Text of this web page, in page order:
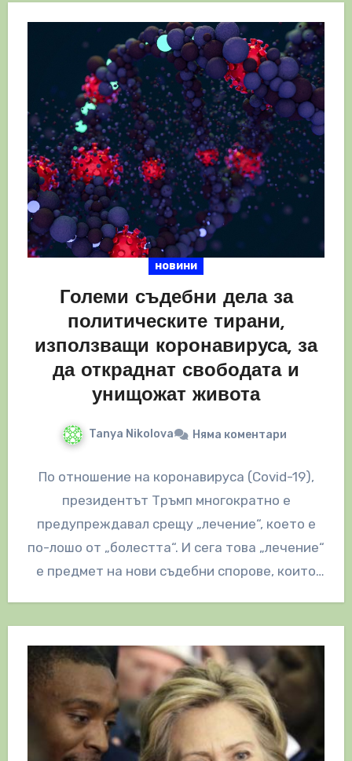
новини
Големи съдебни дела за
политическите тирани,
използващи коронавируса, за
да откраднат свободата и
унищожат живота
Tanya Nikolova Няма коментари
По отношение на коронавируса (Covid-19),
президентът Тръмп многократно е
предупреждавал срещу „лечение“, което е
по-лошо от „болестта“. И сега това „лечение“
е предмет на нови съдебни спорове, които